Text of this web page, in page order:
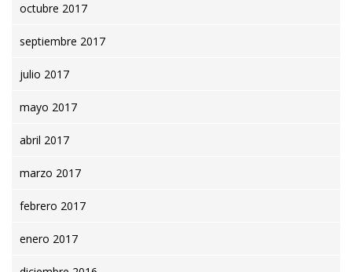
octubre 2017
septiembre 2017
julio 2017
mayo 2017
abril 2017
marzo 2017
febrero 2017
enero 2017